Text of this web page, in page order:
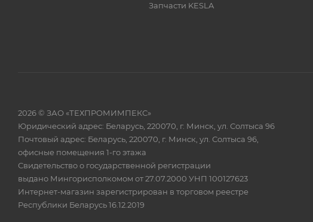
Запчасти KESLA
2026 © ЗАО «ТЕХПРОМИМПЕКС»
Юридический адрес: Беларусь, 220070, г. Минск, ул. Солтыса 96
Почтовый адрес: Беларусь, 220070, г. Минск, ул. Солтыса 96,
офисные помещения 1-го этажа
Свидетельство о государственной регистрации
выдано Мингорисполкомом от 27.07.2000 УНП 100127623
Интернет-магазин зарегистрирован в торговом реестре
Республики Беларусь 16.12.2019